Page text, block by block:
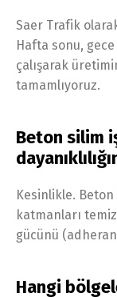
Saer Trafik
Hafta sonu,
çalışarak
tamamlıyoruz.
Beton silim
Kesinlikle.
katmanları
gücünü
Hangi